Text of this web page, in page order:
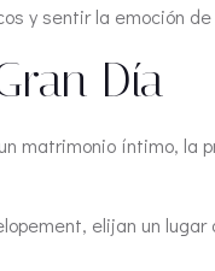
y sentir la emoción
Día
matrimonio íntimo, la
elijan un